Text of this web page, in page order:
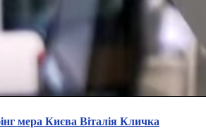
мера Києва Віталія Кличка